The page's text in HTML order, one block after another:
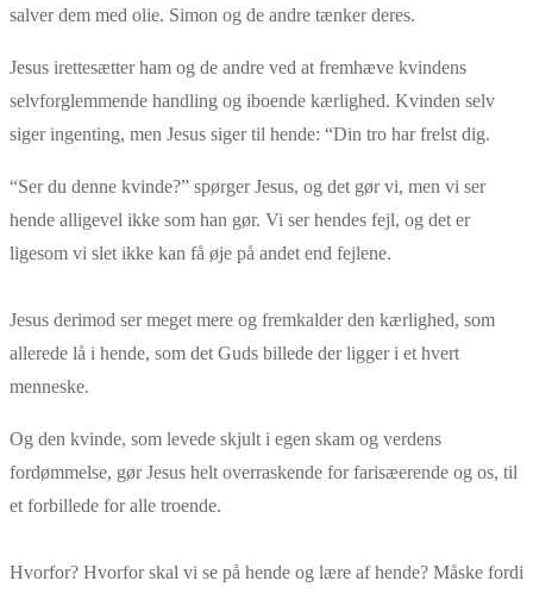
salver dem med olie. Simon og de andre tænker deres.
Jesus irettesætter ham og de andre ved at fremhæve kvindens
selvforglemmende handling og iboende kærlighed. Kvinden selv
siger ingenting, men Jesus siger til hende: “Din tro har frelst dig.
“Ser du denne kvinde?” spørger Jesus, og det gør vi, men vi ser
hende alligevel ikke som han gør. Vi ser hendes fejl, og det er
ligesom vi slet ikke kan få øje på andet end fejlene.
Jesus derimod ser meget mere og fremkalder den kærlighed, som
allerede lå i hende, som det Guds billede der ligger i et hvert
menneske.
Og den kvinde, som levede skjult i egen skam og verdens
fordømmelse, gør Jesus helt overraskende for farisæerende og os, til
et forbillede for alle troende.
Hvorfor? Hvorfor skal vi se på hende og lære af hende? Måske fordi